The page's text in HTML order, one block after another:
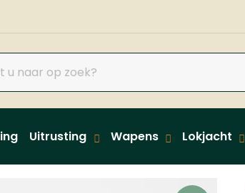
Uitrusting Wapens Lokjacht